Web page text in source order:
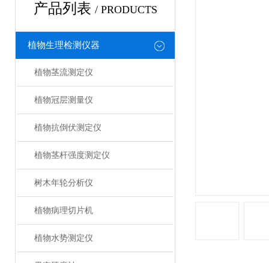
产品列表 / PRODUCTS
植物生理检测仪器
植物茎流测定仪
植物冠层测量仪
植物抗倒伏测定仪
植物茎杆强度测定仪
树木年轮分析仪
植物病理切片机
植物水势测定仪